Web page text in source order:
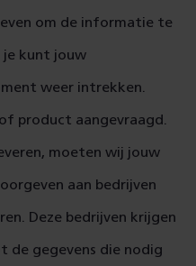
om de informatie te
je kunt jouw
weer intrekken.
product aangevraagd.
moeten wij jouw
aan bedrijven
Deze bedrijven krijgen
de gegevens die nodig